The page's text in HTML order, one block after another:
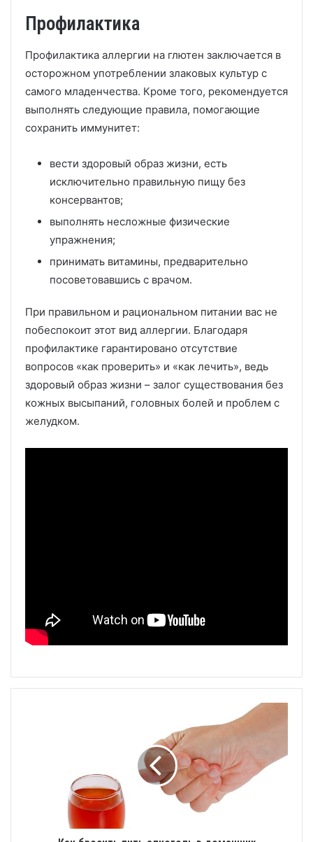
Профилактика
Профилактика аллергии на глютен заключается в
осторожном употреблении злаковых культур с
самого младенчества. Кроме того, рекомендуется
выполнять следующие правила, помогающие
сохранить иммунитет:
вести здоровый образ жизни, есть
исключительно правильную пищу без
консервантов;
выполнять несложные физические
упражнения;
принимать витамины, предварительно
посоветовавшись с врачом.
При правильном и рациональном питании вас не
побеспокоит этот вид аллергии. Благодаря
профилактике гарантировано отсутствие
вопросов «как проверить» и «как лечить», ведь
здоровый образ жизни – залог существования без
кожных высыпаний, головных болей и проблем с
желудком.